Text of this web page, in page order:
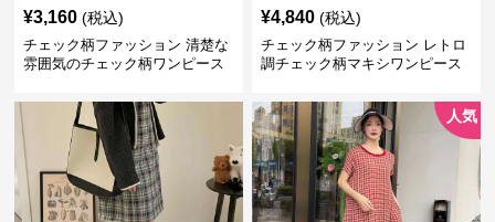
¥3,160 (税込)
チェック柄ファッション 清楚な
雰囲気のチェック柄ワンピース
¥4,840 (税込)
チェック柄ファッション レトロ
調チェック柄マキシワンピース
人気